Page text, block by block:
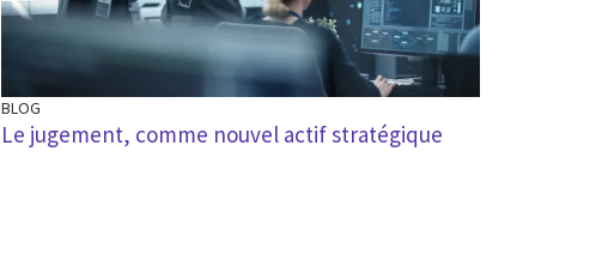
BLOG
Le jugement, comme nouvel actif stratégique